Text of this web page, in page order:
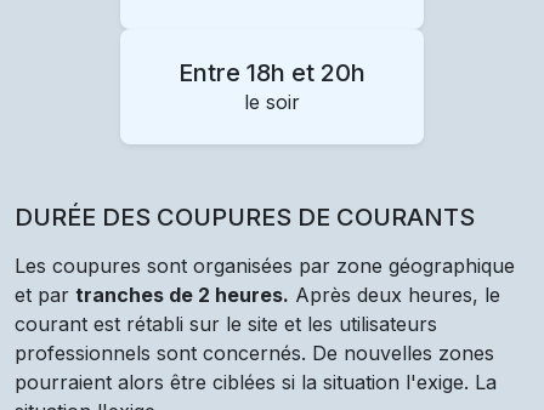
Entre 18h et 20h
le soir
DURÉE DES COUPURES DE COURANTS
Les coupures sont organisées par zone géographique
et par tranches de 2 heures. Après deux heures, le
courant est rétabli sur le site et les utilisateurs
professionnels sont concernés. De nouvelles zones
pourraient alors être ciblées si la situation l'exige. La